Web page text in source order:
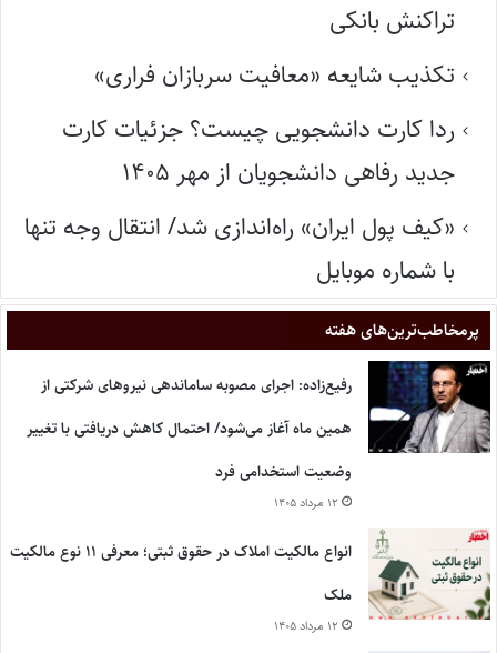
تراکنش بانکی
تکذیب شایعه «معافیت سربازان فراری»
ردا کارت دانشجویی چیست؟ جزئیات کارت
جدید رفاهی دانشجویان از مهر ۱۴۰۵
«کیف پول ایران» راه‌اندازی شد/ انتقال وجه تنها
با شماره موبایل
پر‌مخاطب‌ترین‌های هفته
رفیع‌زاده: اجرای مصوبه ساماندهی نیروهای شرکتی از
همین ماه آغاز می‌شود/ احتمال کاهش دریافتی با تغییر
وضعیت استخدامی فرد
۱۲ مرداد ۱۴۰۵
انواع مالکیت املاک در حقوق ثبتی؛ معرفی ۱۱ نوع مالکیت
ملک
۱۲ مرداد ۱۴۰۵